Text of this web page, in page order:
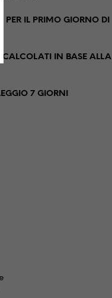
PER IL PRIMO GIORNO DI
CALCOLATI IN BASE ALLA
7 GIORNI